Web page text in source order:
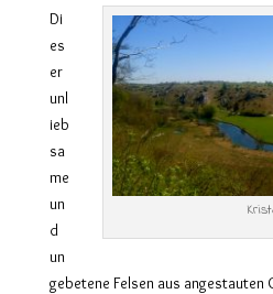
Di
es
er
unl
ieb
sa
me
un
d
un
gebetene Felsen aus angestauten